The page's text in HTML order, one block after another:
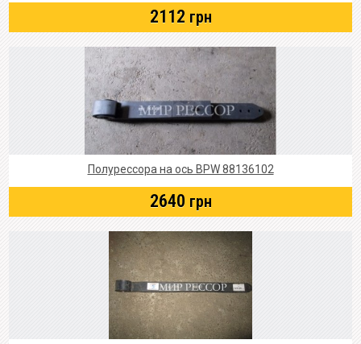
2112 грн
Полурессора на ось BPW 88136102
2640 грн